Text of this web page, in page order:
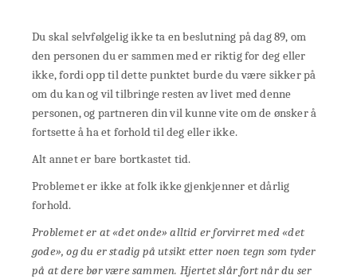
Du skal selvfølgelig ikke ta en beslutning på dag 89, om
den personen du er sammen med er riktig for deg eller
ikke, fordi opp til dette punktet burde du være sikker på
om du kan og vil tilbringe resten av livet med denne
personen, og partneren din vil kunne vite om de ønsker å
fortsette å ha et forhold til deg eller ikke.
Alt annet er bare bortkastet tid.
Problemet er ikke at folk ikke gjenkjenner et dårlig
forhold.
Problemet er at «det onde» alltid er forvirret med «det
gode», og du er stadig på utsikt etter noen tegn som tyder
på at dere bør være sammen. Hjertet slår fort når du ser